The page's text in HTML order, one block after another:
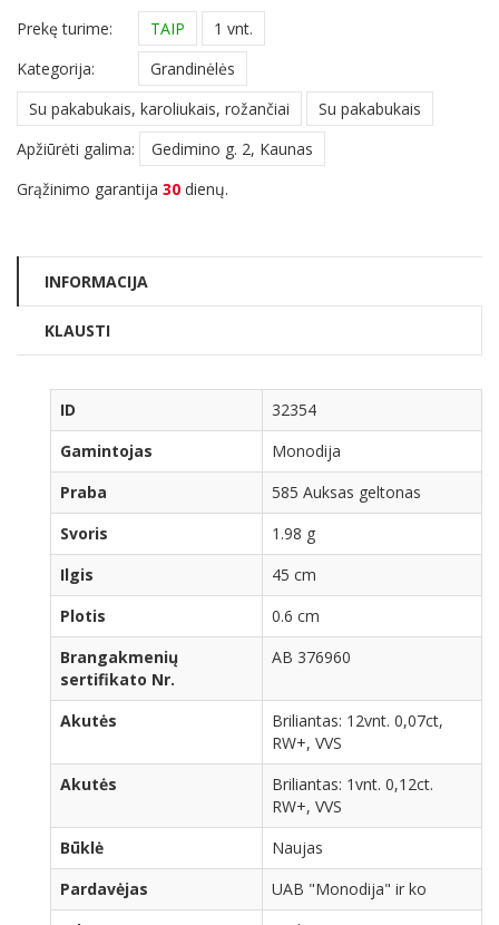
Prekę turime: TAIP
1 vnt.
Kategorija:
Grandinėlės
Su pakabukais, karoliukais, rožančiai
Su pakabukais
Apžiūrėti galima:
Gedimino g. 2, Kaunas
Grąžinimo garantija 30 dienų.
INFORMACIJA
KLAUSTI
ID
32354
Gamintojas
Monodija
Praba
585 Auksas geltonas
Svoris
1.98 g
Ilgis
45 cm
Plotis
0.6 cm
Brangakmenių
sertifikato Nr.
AB 376960
Akutės
Briliantas: 12vnt. 0,07ct,
RW+, VVS
Akutės
Briliantas: 1vnt. 0,12ct.
RW+, VVS
Būklė
Naujas
Pardavėjas
UAB "Monodija" ir ko